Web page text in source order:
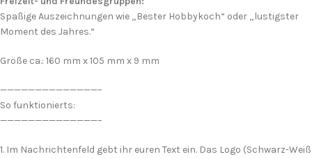
Spaßige Auszeichnungen wie „Bester Hobbykoch“ oder „lustigster
Moment des Jahres.“
Größe ca.: 160 mm x 105 mm x 9 mm
——————————————–
So funktionierts:
——————————————–
1. Im Nachrichtenfeld gebt ihr euren Text ein. Das Logo (Schwarz-Weiß